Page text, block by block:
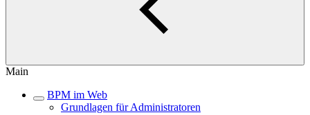
Main
BPM im Web
Grundlagen für Administratoren